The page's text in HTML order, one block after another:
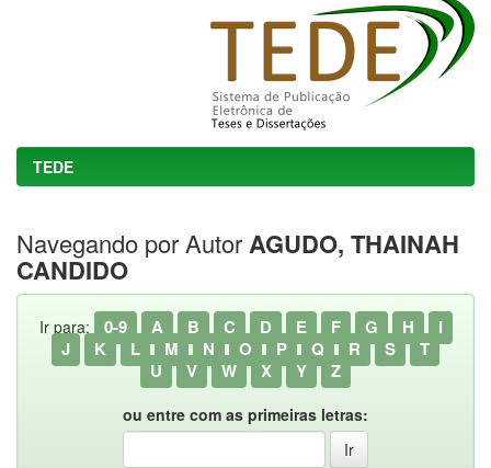
TEDE
Navegando por AutorAGUDO, THAINAH
CANDIDO
Ir para: 0-9 A B C D E F G H
I
J
K L M N O P Q R S
T
U
V W X Y Z
ou entre com as primeiras letras: